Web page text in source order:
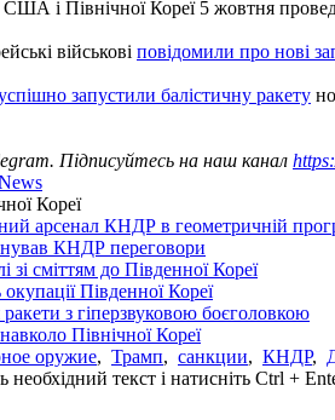
і Північної Кореї 5 жовтня
військові повідомили про нові
запустили балістичну ракету
Підписуйтесь на наш канал
Кореї
арсенал КНДР в геометричній
КНДР переговори
зі сміттям до Південної Кореї
Південної Кореї
з гіперзвуковою боєголовкою
Пiвнічної Кореї
оружие, Трамп, санкции, КНДР,
текст і натисніть Ctrl +